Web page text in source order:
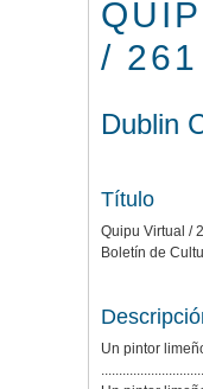
/ 261
Dublin
Título
Quipu Virtual /
Boletín de
Un pintor